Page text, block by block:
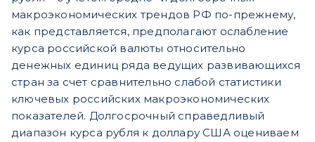
макроэкономических трендов РФ по-прежнему,
как представляется, предполагают ослабление
курса российской валюты относительно
денежных единиц ряда ведущих развивающихся
стран за счет сравнительно слабой статистики
ключевых российских макроэкономических
показателей. Долгосрочный справедливый
диапазон курса рубля к доллару США оцениваем